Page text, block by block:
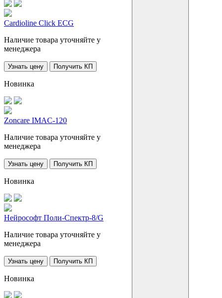
Cardioline Click ECG
Наличие товара уточняйте у
менеджера
Узнать цену Получить КП
Новинка
Zoncare IMAC-120
Наличие товара уточняйте у
менеджера
Узнать цену Получить КП
Новинка
Нейрософт Поли-Спектр-8/G
Наличие товара уточняйте у
менеджера
Узнать цену Получить КП
Новинка